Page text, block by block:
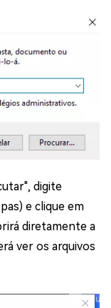
digite
e clique em
diretamente a
ver os arquivos